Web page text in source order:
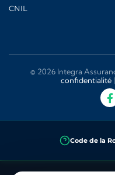
CNIL
© 2026 Integra
confidentialité |
Code de la